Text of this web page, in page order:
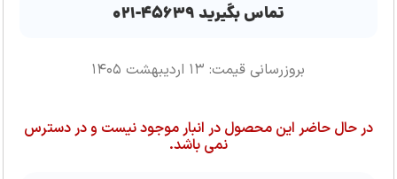
تماس بگیرید ۴۵۶۳۹-۰۲۱
بروزرسانی قیمت: ۱۳ اردیبهشت ۱۴۰۵
در حال حاضر این محصول در انبار موجود نیست و در دسترس
نمی باشد.